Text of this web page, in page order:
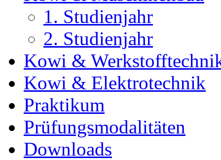
1. Studienjahr
2. Studienjahr
Kowi &
Kowi & Elektrotechnik
Praktikum
Prüfungsmodalitäten
Downloads